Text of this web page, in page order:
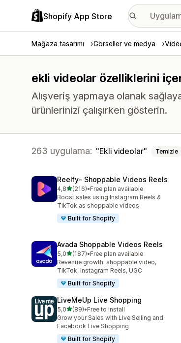
Shopify App Store
Mağaza tasarımı Görseller ve medya
ekli videolar özelliklerini
Alışveriş yapmaya olanak
ürünlerinizi çalışırken gösterin.
263 uygulama: Ekli videolar Temizle
Reelfy‑ Shoppable Videos Reels
4,85 yıldız üzerinden
(216)
toplam 216 değerlendirme
•Free plan available
Boost sales using Instagram Reels &
TikTok as shoppable videos
Built for Shopify
Avada Shoppable Videos Reels
5,05 yıldız üzerinden
(187)
toplam 187 değerlendirme
•Free plan available
Revenue growth: shoppable video,
TikTok, Instagram Reels, UGC
Built for Shopify
LiveMeUp Live Shopping
5,05 yıldız üzerinden
(89)
toplam 89 değerlendirme
•Free to install
Grow your Sales with Live Selling and
Facebook Live Shopping
Built for Shopify